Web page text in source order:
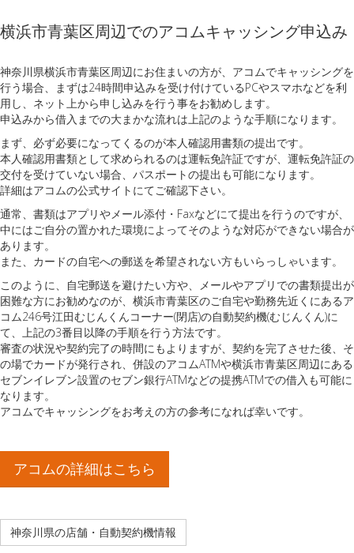
横浜市青葉区周辺でのアコムキャッシング申込み
神奈川県横浜市青葉区周辺にお住まいの方が、アコムでキャッシングを
行う場合、まずは24時間申込みを受け付けているPCやスマホなどを利
用し、ネット上から申し込みを行う事をお勧めします。
申込みから借入までの大まかな流れは上記のような手順になります。
まず、必ず必要になってくるのが本人確認用書類の提出です。
本人確認用書類として求められるのは運転免許証ですが、運転免許証の
交付を受けていない場合、パスポートの提出も可能になります。
詳細はアコムの公式サイトにてご確認下さい。
通常、書類はアプリやメール添付・Faxなどにて提出を行うのですが、
中にはご自分の置かれた環境によってそのような対応ができない場合が
あります。
また、カードの自宅への郵送を希望されない方もいらっしゃいます。
このように、自宅郵送を避けたい方や、メールやアプリでの書類提出が
困難な方にお勧めなのが、横浜市青葉区のご自宅や勤務先近くにあるア
コム246号江田むじんくんコーナー(閉店)の自動契約機(むじんくん)に
て、上記の3番目以降の手順を行う方法です。
審査の状況や契約完了の時間にもよりますが、契約を完了させた後、そ
の場でカードが発行され、併設のアコムATMや横浜市青葉区周辺にある
セブンイレブン設置のセブン銀行ATMなどの提携ATMでの借入も可能に
なります。
アコムでキャッシングをお考えの方の参考になれば幸いです。
アコムの詳細はこちら
神奈川県の店舗・自動契約機情報